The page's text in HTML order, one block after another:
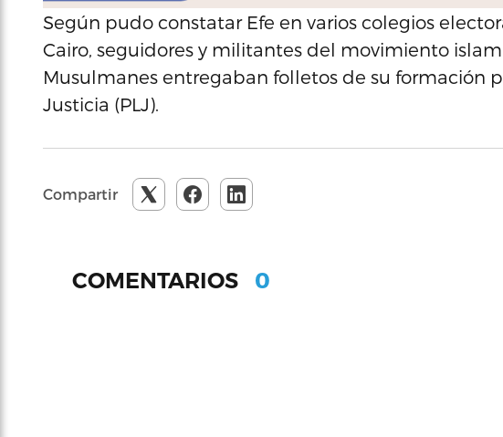
Según pudo constatar Efe en varios colegios
Cairo, seguidores y militantes del movimiento
Musulmanes entregaban folletos de su formación
Justicia (PLJ).
Compartir
COMENTARIOS 0